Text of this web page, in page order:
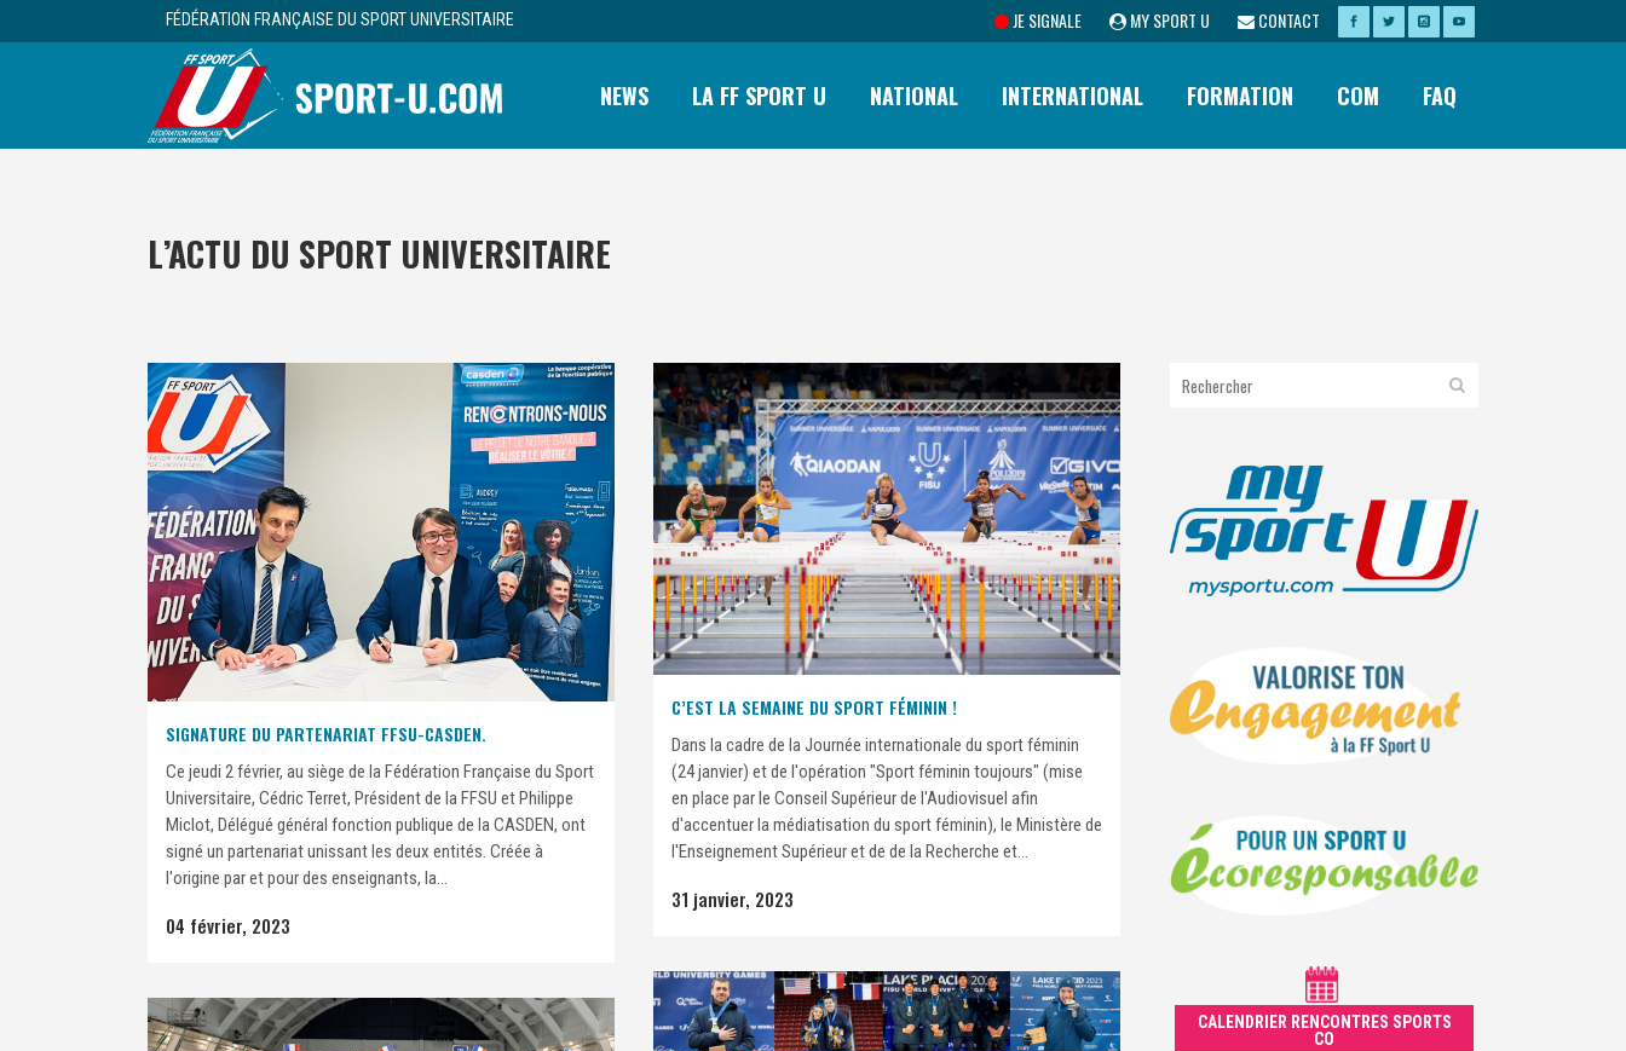
FÉDÉRATION FRANÇAISE DU SPORT UNIVERSITAIRE JE SIGNALE MY SPORT U CONTACT
NEWS LA FF SPORT U NATIONAL INTERNATIONAL FORMATION COM FAQ
L’ACTU DU SPORT UNIVERSITAIRE
SIGNATURE DU PARTENARIAT FFSU-CASDEN.
Ce jeudi 2 février, au siège de la Fédération Française du Sport
Universitaire, Cédric Terret, Président de la FFSU et Philippe
Miclot, Délégué général fonction publique de la CASDEN, ont
signé un partenariat unissant les deux entités. Créée à
l'origine par et pour des enseignants, la...
04 février, 2023
C’EST LA SEMAINE DU SPORT FÉMININ !
Dans la cadre de la Journée internationale du sport féminin
(24 janvier) et de l'opération "Sport féminin toujours" (mise
en place par le Conseil Supérieur de l'Audiovisuel afin
d'accentuer la médiatisation du sport féminin), le Ministère de
l'Enseignement Supérieur et de de la Recherche et...
31 janvier, 2023
CALENDRIER RENCONTRES SPORTS
CO